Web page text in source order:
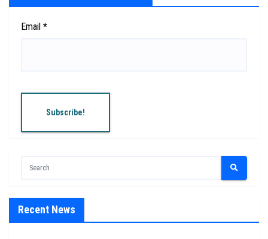
Email *
Recent News